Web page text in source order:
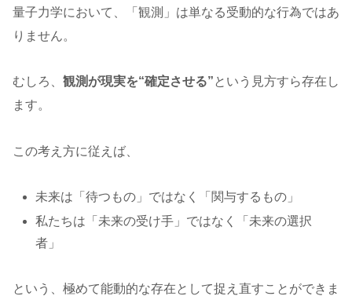
量子力学において、「観測」は単なる受動的な行為ではあ
りません。
むしろ、 観測が現実を“確定させる” という見方すら存在し
ます。
この考え方に従えば、
未来は「待つもの」ではなく「関与するもの」
私たちは「未来の受け手」ではなく「未来の選択
者」
という、極めて能動的な存在として捉え直すことができま